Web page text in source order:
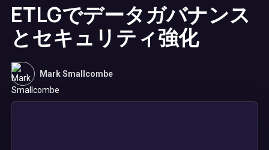
ETLGでデータガバナンス
とセキュリティ強化
Mark Smallcombe